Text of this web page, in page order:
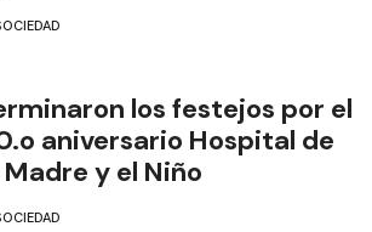
los festejos por el
aniversario Hospital de
Madre y el Niño